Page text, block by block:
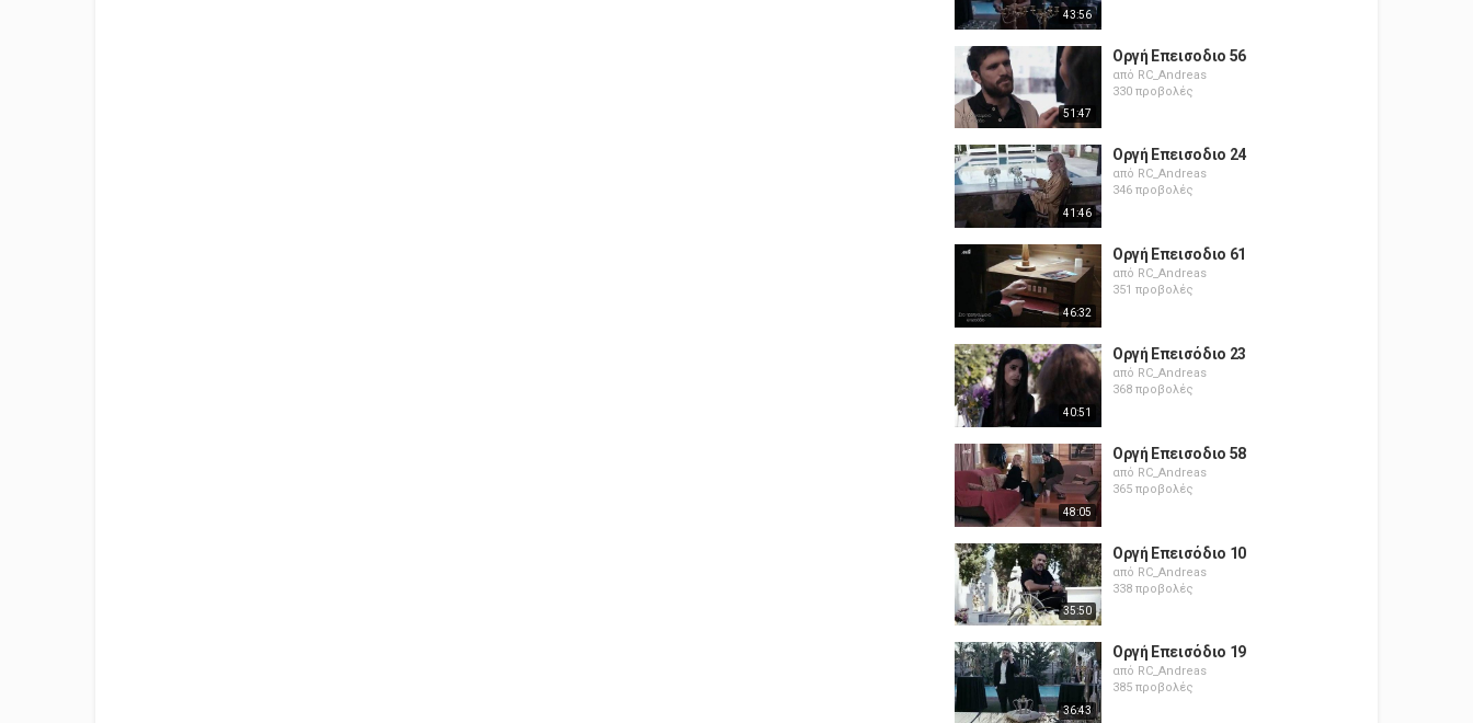
43:56
51:47
Οργή Επεισοδιο 56
από RC_Andreas
330 προβολές
41:46
Οργή Επεισοδιο 24
από RC_Andreas
346 προβολές
46:32
Οργή Επεισοδιο 61
από RC_Andreas
351 προβολές
40:51
Οργή Επεισόδιο 23
από RC_Andreas
368 προβολές
48:05
Οργή Επεισοδιο 58
από RC_Andreas
365 προβολές
35:50
Οργή Επεισόδιο 10
από RC_Andreas
338 προβολές
36:43
Οργή Επεισόδιο 19
από RC_Andreas
385 προβολές